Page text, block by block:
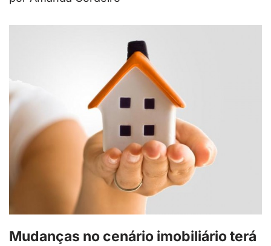
Mudanças no cenário imobiliário terá